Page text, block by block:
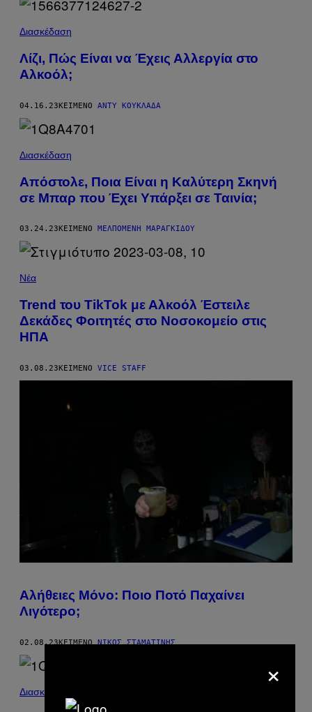
Διασκέδαση
Λίζι, Πώς Είναι να Έχεις Αλλεργία στο
Αλκοόλ;
04.16.23ΚΕΊΜΕΝΟ ΆΝΤΥ ΚΟΥΚΛΆΔΑ
Διασκέδαση
Απόστολε, Ποια Είναι η Καλύτερη Σκηνή
σε Μπαρ που Έχει Υπάρξει σε Ταινία;
03.24.23 ΚΕΊΜΕΝΟ ΜΕΛΠΟΜΈΝΗ ΜΑΡΑΓΚΊΔΟΥ
Νέα
Trend του TikTok με Αλκοόλ Έστειλε
Δεκάδες Φοιτητές στο Νοσοκομείο στις
ΗΠΑ
03.08.23ΚΕΊΜΕΝΟ VICE STAFF
Αλήθειες Μόνο: Ποιο Ποτό Παχαίνει
Λιγότερο;
02.08.23ΚΕΊΜΕΝΟΝΊΚΟΣ ΣΤΑΜΑΤΊΝΗΣ
Διασκέδαση
×